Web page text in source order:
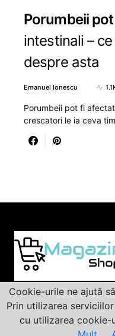
Porumbeii
intestinali –
despre asta
Emanuel Ionescu
Porumbeii pot fi
crescatori le ia ceva
Designed &
Cookie-urile ne ajută
Prin utilizarea
cu utilizarea cookie-